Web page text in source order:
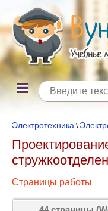
Электротехника \
Страницы работы